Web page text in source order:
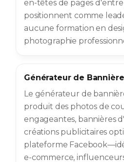
en-têtes de pages
positionnent comme
aucune formation en
photographie
Générateur de
Le générateur de
produit des photos de
engageantes, bannières
créations publicitaires
plateforme
e-commerce,